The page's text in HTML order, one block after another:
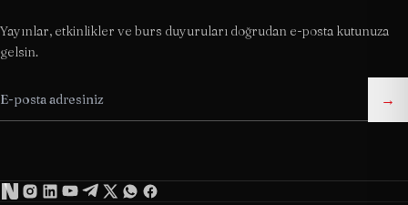
Yayınlar, etkinlikler ve burs duyuruları doğrudan e-posta kutunuza
gelsin.
→